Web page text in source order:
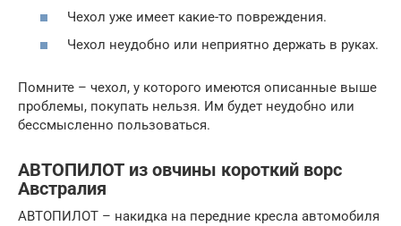
Чехол уже имеет какие-то повреждения.
Чехол неудобно или неприятно держать в руках.
Помните – чехол, у которого имеются описанные выше
проблемы, покупать нельзя. Им будет неудобно или
бессмысленно пользоваться.
АВТОПИЛОТ из овчины короткий ворс
Австралия
АВТОПИЛОТ – накидка на передние кресла автомобиля